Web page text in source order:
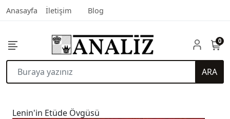
Anasayfa İletişim Blog
ARA
0
Lenin'in Etüde Övgüsü